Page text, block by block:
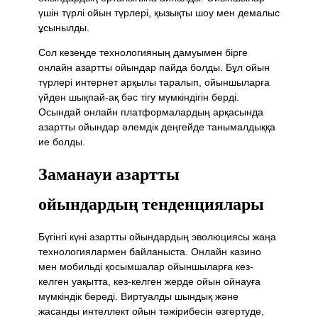
үшін түрлі ойын түрлері, қызықты шоу мен демалыс
ұсынылды.
Сол кезеңде технологияның дамуымен бірге
онлайн азартты ойындар пайда болды. Бұл ойын
түрлері интернет арқылы таралып, ойыншыларға
үйден шықпай-ақ бәс тігу мүмкіндігін берді.
Осындай онлайн платформалардың арқасында
азартты ойындар әлемдік деңгейде танымалдыққа
ие болды.
Заманауи азартты
ойындардың тенденциялары
Бүгінгі күні азартты ойындардың эволюциясы жаңа
технологиялармен байланыста. Онлайн казино
мен мобильді қосымшалар ойыншыларға кез-
келген уақытта, кез-келген жерде ойын ойнауға
мүмкіндік береді. Виртуалды шындық және
жасанды интеллект ойын тәжірибесін өзгертуде,